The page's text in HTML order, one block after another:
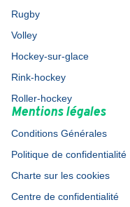
Rugby
Volley
Hockey-sur-glace
Rink-hockey
Roller-hockey
Mentions légales
Conditions Générales
Politique de confidentialité
Charte sur les cookies
Centre de confidentialité